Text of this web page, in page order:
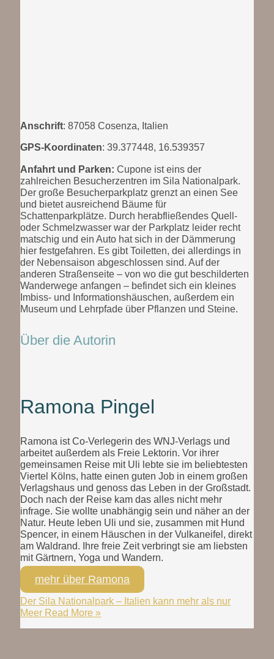
Anschrift: 87058 Cosenza, Italien
GPS-Koordinaten: 39.377448, 16.539357
Anfahrt und Parken: Cupone ist eins der
zahlreichen Besucherzentren im Sila Nationalpark.
Der große Besucherparkplatz grenzt an einen See
und bietet ausreichend Bäume für
Schattenparkplätze. Durch herabfließendes Quell-
oder Schmelzwasser war der Parkplatz leider recht
matschig und ein Auto hat sich in der Dämmerung
hier festgefahren. Es gibt Toiletten, dei allerdings in
der Nebensaison abgeschlossen sind. Auf der
anderen Straßenseite – von wo die gut beschilderten
Wanderwege anfangen – befindet sich ein kleines
Imbiss- und Informationshäuschen, außerdem ein
Museum und Lehrpfade über Pflanzen und Steine.
Über die Autorin
Ramona Pingel
Ramona ist Co-Verlegerin des WNJ-Verlags und
arbeitet außerdem als Freie Lektorin. Vor ihrer
gemeinsamen Reise mit Uli lebte sie im beliebtesten
Viertel Kölns, hatte einen guten Job in einem großen
Verlagshaus und genoss das Leben in der Großstadt.
Doch nach der Reise kam das alles nicht mehr
infrage. Sie wollte unabhängig sein und näher an der
Natur. Heute leben Uli und sie, zusammen mit Hund
Spencer, in einem Häuschen in der Vulkaneifel, direkt
am Waldrand. Ihre freie Zeit verbringt sie am liebsten
mit Gärtnern, Yoga und Wandern.
mehr über Ramona
Der Sila Nationalpark – Italien kann mehr als nur
Meer Read More »